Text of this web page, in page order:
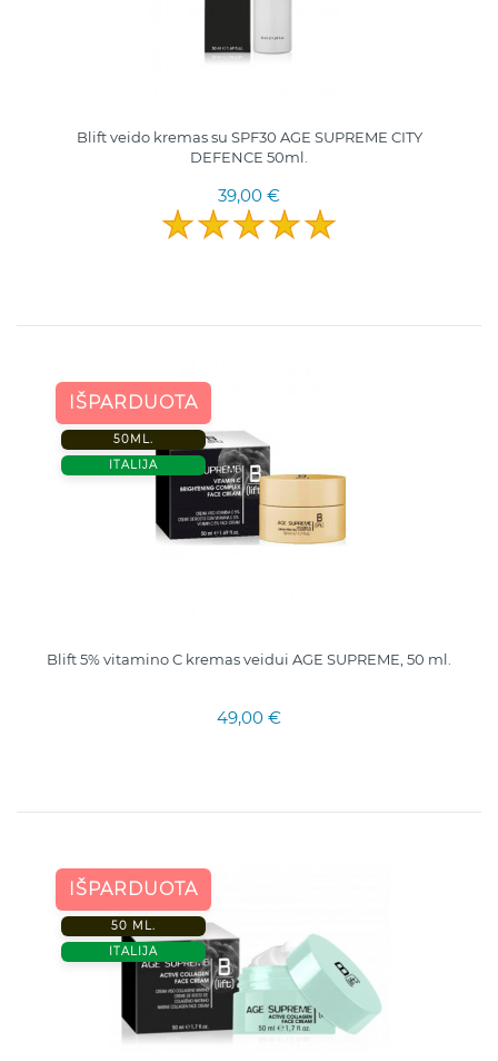
Blift veido kremas su SPF30 AGE SUPREME CITY
DEFENCE 50ml.
39,00 €
IŠPARDUOTA
50ML.
ITALIJA
Blift 5% vitamino C kremas veidui AGE SUPREME, 50 ml.
49,00 €
IŠPARDUOTA
50 ML.
ITALIJA